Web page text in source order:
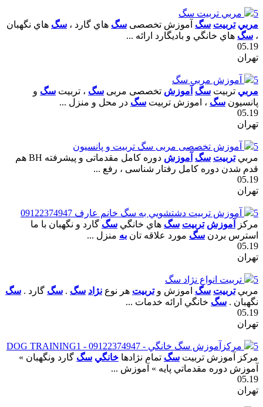
5
مربي تربيت سگ
مربي تربيت سگ آموزش تخصصى سگ هاي گارد ، سگ هاي نگهبان
، سگ هاي خانگي و باديگارد ارائه ...
05.19
تهران
5
آموزش مربي سگ
مربي تربيت سگ آموزش تخصصى مربى سگ ، تربيت سگ و
پانسيون سگ ، اموزش تربيت سگ در محل و منزل ...
05.19
تهران
5
آموزش تخصصى مربى سگ تربيت و پانسيون
مربيتربيت سگ آموزش
دوره کامل مقدماتى و پيشرفته BH هم
قدم شدن دوره کامل رفتار شناسى ، رفع ...
05.19
تهران
5
آموزش تربيت دشتشويي به سگ خانم عارف 09122374947
مرکز
آموزش تربيت سگ هاي خانگي سگ گارد و نگهبان با ما
استرس بردن سگ مورد علاقه تان به منزل ...
05.19
تهران
5
تربيت انواع نژاد سگ
مربيتربيت سگ اموزش وتربيت هر نوع نژاد سگ . سگ گارد . سگ
نگهبان . سگ خانگي ارائه خدمات ...
05.19
تهران
5
مرکزآموزش سگ خانگي - 09122374947 - DOG TRAINING1
مرکز آموزش تربيت سگ تمام نژادها خانگي سگ گارد ونگهبان »
آموزش دوره مقدماتي پايه » آموزش ...
05.19
تهران